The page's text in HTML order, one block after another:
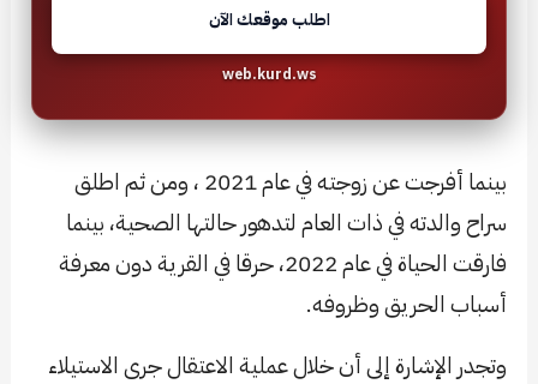
اطلب موقعك الآن
web.kurd.ws
بينما أفرجت عن زوجته في عام 2021 ، ومن ثم اطلق
سراح والدته في ذات العام لتدهور حالتها الصحية، بينما
فارقت الحياة في عام 2022، حرقا في القرية دون معرفة
أسباب الحريق وظروفه.
وتجدر الإشارة إلى أن خلال عملية الاعتقال جرى الاستيلاء